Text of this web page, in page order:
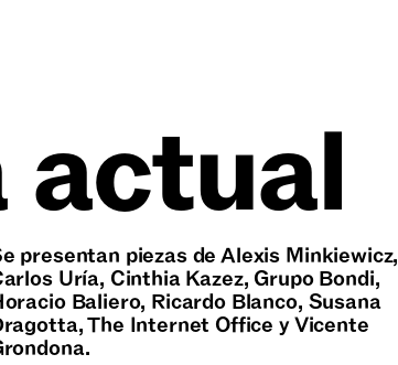
actual
presentan piezas de Alexis Minkiewicz,
Uría, Cinthia Kazez, Grupo Bondi,
Baliero, Ricardo Blanco, Susana
The Internet Office y Vicente